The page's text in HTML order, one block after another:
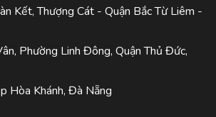
Kết, Thượng Cát - Quận Bắc Từ Liêm -
Phường Linh Đông, Quận Thủ Đức,
Hòa Khánh, Đà Nẵng